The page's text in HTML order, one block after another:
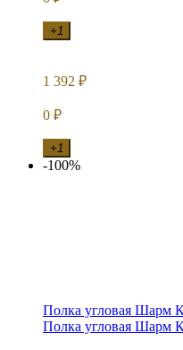
+1
1 392 ₽
0 ₽
+1
-100%
Полка угловая Шарм
Полка угловая Шарм